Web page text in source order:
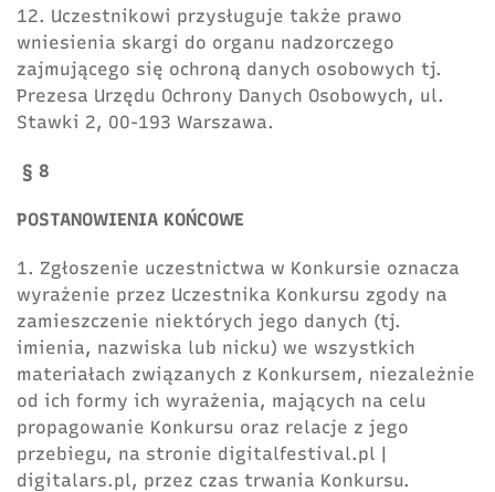
12. Uczestnikowi przysługuje także prawo
wniesienia skargi do organu nadzorczego
zajmującego się ochroną danych osobowych tj.
Prezesa Urzędu Ochrony Danych Osobowych, ul.
Stawki 2, 00-193 Warszawa.
§ 8
POSTANOWIENIA KOŃCOWE
1. Zgłoszenie uczestnictwa w Konkursie oznacza
wyrażenie przez Uczestnika Konkursu zgody na
zamieszczenie niektórych jego danych (tj.
imienia, nazwiska lub nicku) we wszystkich
materiałach związanych z Konkursem, niezależnie
od ich formy ich wyrażenia, mających na celu
propagowanie Konkursu oraz relacje z jego
przebiegu, na stronie digitalfestival.pl |
digitalars.pl, przez czas trwania Konkursu.